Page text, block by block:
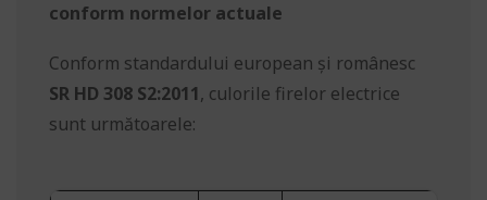
conform normelor actuale
Conform standardului european și românesc
SR HD 308 S2:2011, culorile firelor electrice
sunt următoarele: